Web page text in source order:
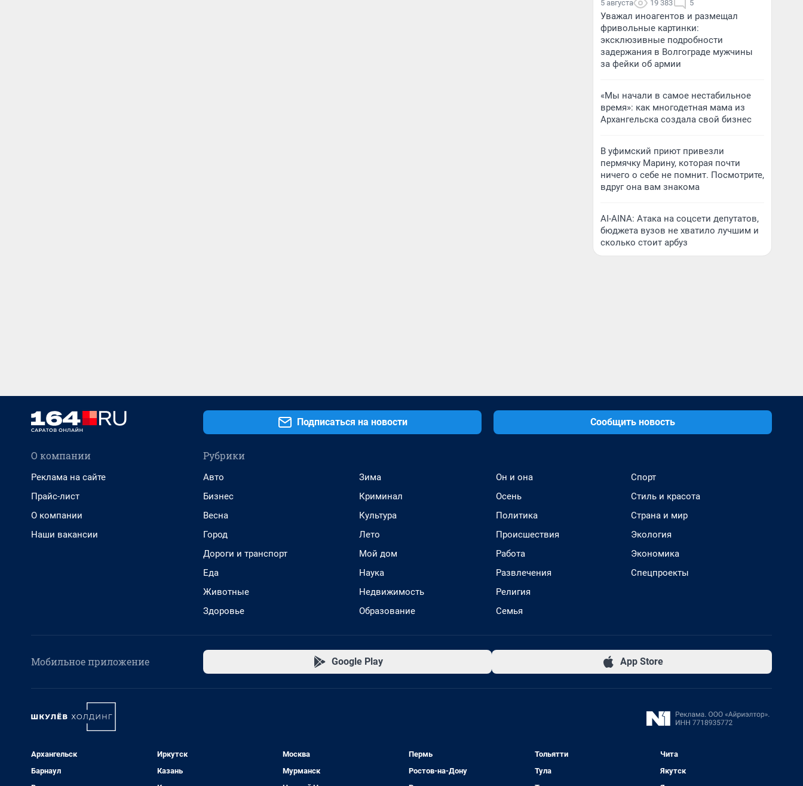
5 августа 19 383 5
Уважал иноагентов и размещал
фривольные картинки:
эксклюзивные подробности
задержания в Волгограде мужчины
за фейки об армии
«Мы начали в самое нестабильное
время»: как многодетная мама из
Архангельска создала свой бизнес
В уфимский приют привезли
пермячку Марину, которая почти
ничего о себе не помнит. Посмотрите,
вдруг она вам знакома
AI-AINA: Атака на соцсети депутатов,
бюджета вузов не хватило лучшим и
сколько стоит арбуз
Подписаться на новости Сообщить новость
О компании
Реклама на сайте
Прайс-лист
О компании
Наши вакансии
Рубрики
Авто
Бизнес
Весна
Город
Дороги и транспорт
Еда
Животные
Здоровье
Зима
Криминал
Культура
Лето
Мой дом
Наука
Недвижимость
Образование
Он и она
Осень
Политика
Происшествия
Работа
Развлечения
Религия
Семья
Спорт
Стиль и красота
Страна и мир
Экология
Экономика
Спецпроекты
Мобильное приложение Google Play App Store
Архангельск
Барнаул
Иркутск
Казань
Москва
Мурманск
Пермь
Ростов-на-Дону
Тольятти
Тула
Чита
Якутск